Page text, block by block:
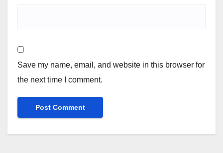
Save my name, email, and website in this browser for
the next time I comment.